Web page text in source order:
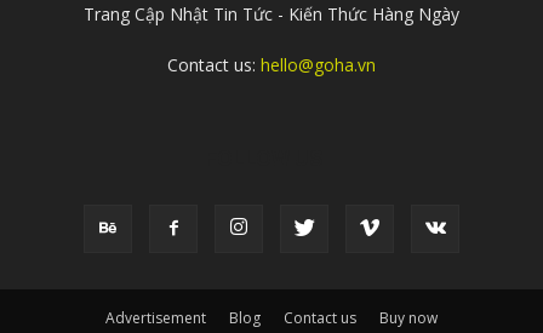
Trang Cập Nhật Tin Tức - Kiến Thức Hàng Ngày
Contact us: hello@goha.vn
Advertisement Blog Contact us Buy now